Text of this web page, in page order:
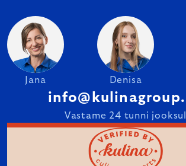
Jana Denisa
Vastame 24 tunni jooksul